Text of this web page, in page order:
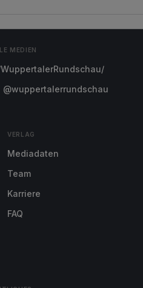
MEDIEN
@wuppertalerrundschau
VERLAG
Mediadaten
Team
Karriere
FAQ